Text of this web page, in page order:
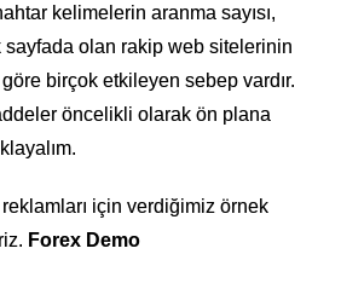
kelimelerin aranma sayısı,
sayfada olan rakip web sitelerinin
birçok etkileyen sebep vardır.
öncelikli olarak ön plana
için verdiğimiz örnek
Forex Demo